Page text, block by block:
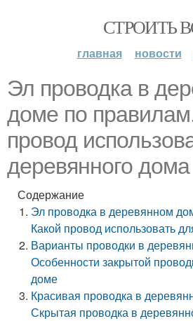
СТРОИТЬ
главная новости
Эл проводка в
доме по
провод
деревянного дома
Содержание
Эл проводка в деревянном
Какой провод использовать
Варианты проводки в
Особенности закрытой
доме
Красивая проводка в
Скрытая проводка в